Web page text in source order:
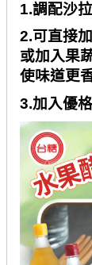
1.調配沙
2.可直接
或加入果
使味道更
3.加入優